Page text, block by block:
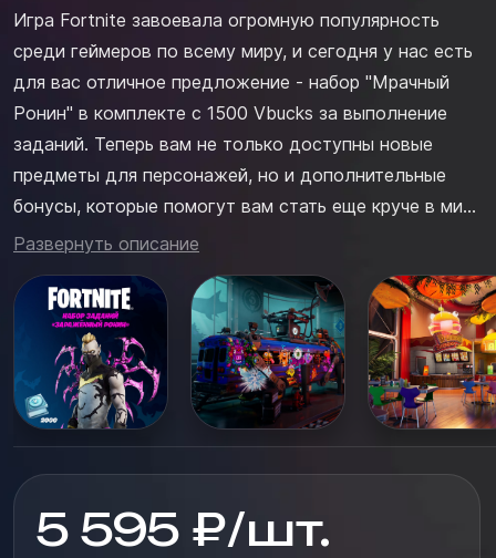
Игра Fortnite завоевала огромную популярность
среди геймеров по всему миру, и сегодня у нас есть
для вас отличное предложение - набор "Мрачный
Ронин" в комплекте с 1500 Vbucks за выполнение
заданий. Теперь вам не только доступны новые
предметы для персонажей, но и дополнительные
бонусы, которые помогут вам стать еще круче в мире
Fortnite. В наборе: – экипировка Заражённого Ронина
«Заражённые крылья»;– кирка «Заражённые
кинжалы»;– дельтаплан ...
Развернуть описание
5 595 ₽/шт.